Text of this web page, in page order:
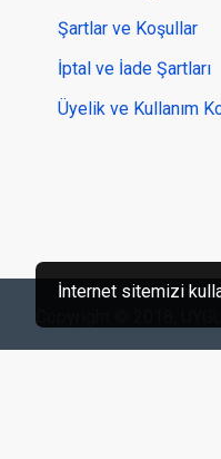
Şartlar ve Koşullar
İptal ve İade Şartları
Üyelik ve Kullanım
İnternet sitemizi